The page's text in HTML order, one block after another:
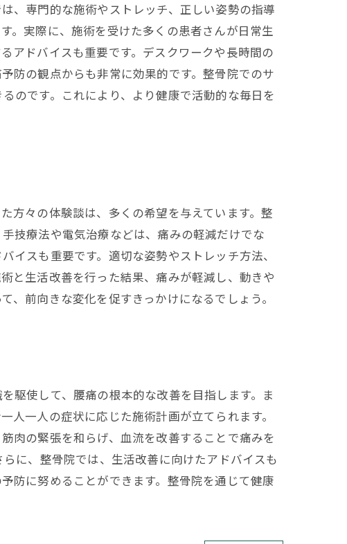
、専門的な施術やストレッチ、正しい姿勢の指導
。実際に、施術を受けた多くの患者さんが日常生
アドバイスも重要です。デスクワークや長時間の
防の観点からも非常に効果的です。整骨院でのサ
のです。これにより、より健康で活動的な毎日を
方々の体験談は、多くの希望を与えています。整
技療法や電気治療などは、痛みの軽減だけでな
イスも重要です。適切な姿勢やストレッチ方法、
と生活改善を行った結果、痛みが軽減し、動きや
前向きな変化を促すきっかけになるでしょう。
駆使して、腰痛の根本的な改善を目指します。ま
一人の症状に応じた施術計画が立てられます。
肉の緊張を和らげ、血流を改善することで痛みを
に、整骨院では、生活改善に向けたアドバイスも
防に努めることができます。整骨院を通じて健康